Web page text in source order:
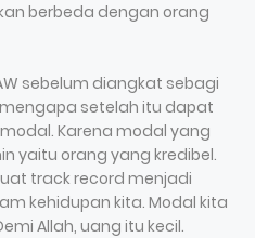
berbeda dengan orang
sebelum diangkat sebagi
setelah itu dapat
Karena modal yang
yaitu orang yang kredibel.
track record menjadi
kehidupan kita. Modal kita
Allah, uang itu kecil.